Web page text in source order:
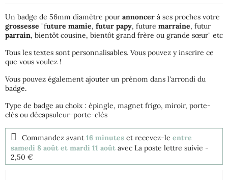
Un badge de 56mm diamètre pour annoncer à ses proches votre
grossesse "future mamie, futur papy, future marraine, futur
parrain, bientôt cousine, bientôt grand frère ou grande sœur" etc
Tous les textes sont personnalisables. Vous pouvez y inscrire ce
que vous voulez !
Vous pouvez également ajouter un prénom dans l'arrondi du
badge.
Type de badge au choix : épingle, magnet frigo, miroir, porte-
clés ou décapsuleur-porte-clés
Commandez avant 16 minutes et recevez-le entre
samedi 8 août et mardi 11 août avec La poste lettre suivie -
2,50 €